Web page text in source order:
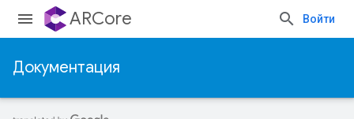
ARCore Войти
Документация